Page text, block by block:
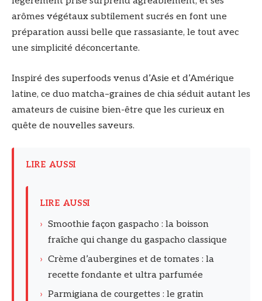
arômes végétaux subtilement sucrés en font une
préparation aussi belle que rassasiante, le tout avec
une simplicité déconcertante.
Inspiré des superfoods venus d’Asie et d’Amérique
latine, ce duo matcha–graines de chia séduit autant les
amateurs de cuisine bien-être que les curieux en
quête de nouvelles saveurs.
LIRE AUSSI
LIRE AUSSI
› Smoothie façon gaspacho : la boisson
fraîche qui change du gaspacho classique
› Crème d’aubergines et de tomates : la
recette fondante et ultra parfumée
› Parmigiana de courgettes : le gratin